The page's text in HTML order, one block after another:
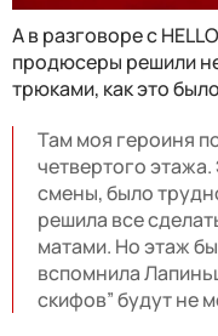
А в разговоре с
продюсеры решили
трюками, как это
Там моя героиня
четвертого
смены, было
решила все
матами. Но этаж
вспомнила
скифов” будут не